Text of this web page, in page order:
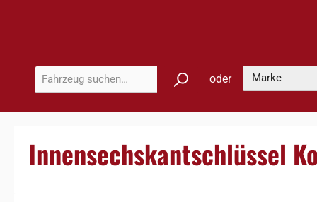
oder
Innensechskantschlüssel